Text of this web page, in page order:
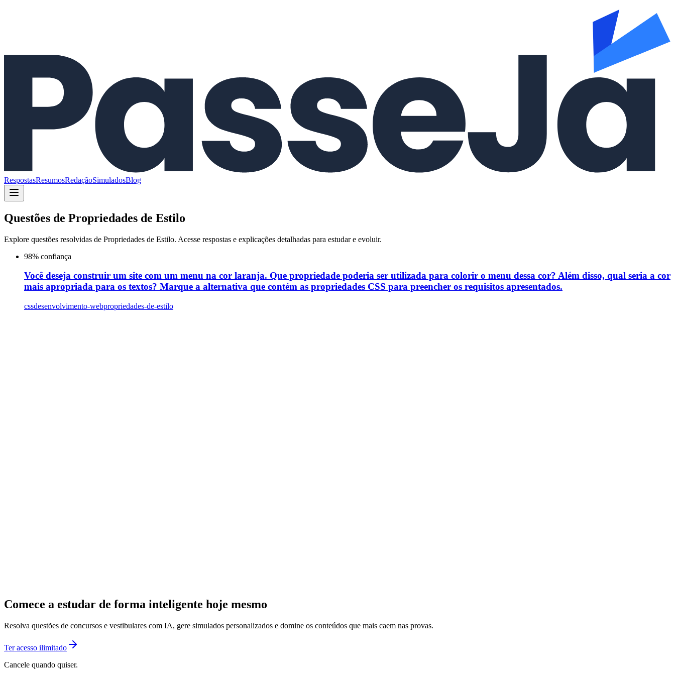
RespostasResumosRedaçãoSimuladosBlog
Questões de Propriedades de Estilo
Explore questões resolvidas de Propriedades de Estilo. Acesse respostas e explicações detalhadas para estudar e evoluir.
98% confiança
Você deseja construir um site com um menu na cor laranja. Que propriedade poderia ser utilizada para colorir o menu dessa cor? Além disso, qual seria a cor
mais apropriada para os textos? Marque a alternativa que contém as propriedades CSS para preencher os requisitos apresentados.
cssdesenvolvimento-webpropriedades-de-estilo
Comece a estudar de forma inteligente hoje mesmo
Resolva questões de concursos e vestibulares com IA, gere simulados personalizados e domine os conteúdos que mais caem nas provas.
Ter acesso ilimitado
Cancele quando quiser.